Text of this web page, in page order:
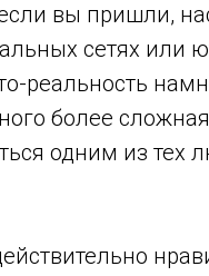
вы пришли,
сетях или
реальность
более
одним из тех